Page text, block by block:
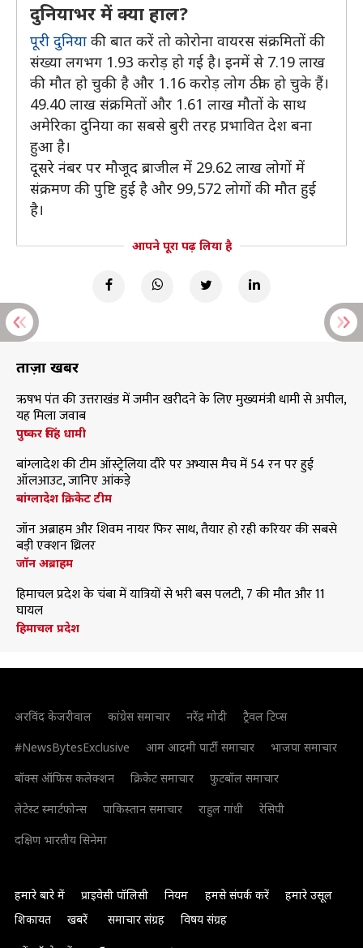
दुनियाभर में क्या हाल?
पूरी दुनिया की बात करें तो कोरोना वायरस संक्रमितों की
संख्या लगभग 1.93 करोड़ हो गई है। इनमें से 7.19 लाख
की मौत हो चुकी है और 1.16 करोड़ लोग ठीक हो चुके हैं।
49.40 लाख संक्रमितों और 1.61 लाख मौतों के साथ
अमेरिका दुनिया का सबसे बुरी तरह प्रभावित देश बना
हुआ है।
दूसरे नंबर पर मौजूद ब्राजील में 29.62 लाख लोगों में
संक्रमण की पुष्टि हुई है और 99,572 लोगों की मौत हुई
है।
आपने पूरा पढ़ लिया है
ताज़ा खबरें
ऋषभ पंत की उत्तराखंड में जमीन खरीदने के लिए मुख्यमंत्री धामी से अपील,
यह मिला जवाब
पुष्कर सिंह धामी
बांग्लादेश की टीम ऑस्ट्रेलिया दौरे पर अभ्यास मैच में 54 रन पर हुई
ऑलआउट, जानिए आंकड़े
बांग्लादेश क्रिकेट टीम
जॉन अब्राहम और शिवम नायर फिर साथ, तैयार हो रही करियर की सबसे
बड़ी एक्शन थ्रिलर
जॉन अब्राहम
हिमाचल प्रदेश के चंबा में यात्रियों से भरी बस पलटी, 7 की मौत और 11
घायल
हिमाचल प्रदेश
अरविंद केजरीवाल कांग्रेस समाचार नरेंद्र मोदी
ट्रैवल टिप्स
#NewsBytesExclusive
आम आदमी पार्टी समाचार
भाजपा समाचार
बॉक्स ऑफिस कलेक्शन
क्रिकेट समाचार
फुटबॉल समाचार
लेटेस्ट स्मार्टफोन्स
पाकिस्तान समाचार राहुल गांधी
रेसिपी
दक्षिण भारतीय सिनेमा
हमारे बारे में प्राइवेसी पॉलिसी नियम हमसे संपर्क करें
हमारे उसूल
शिकायत
खबरें समाचार संग्रह विषय संग्रह